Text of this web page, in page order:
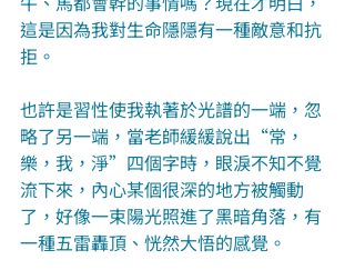
這是因為我對生命隱隱有一種敵意和抗
拒。
也許是習性使我執著於光譜的一端，忽
略了另一端，當老師緩緩說出“常，
樂，我，淨”四個字時，眼淚不知不覺
流下來，內心某個很深的地方被觸動
了，好像一束陽光照進了黑暗角落，有
一種五雷轟頂、恍然大悟的感覺。